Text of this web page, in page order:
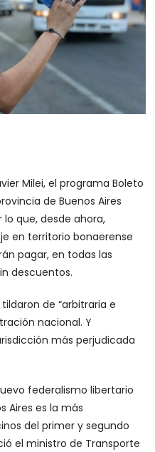
Milei, el programa Boleto
de Buenos Aires
que, desde ahora,
en territorio bonaerense
pagar, en todas las
descuentos.
de “arbitraria e
nacional. Y
más perjudicada
federalismo libertario
Aires es la más
del primer y segundo
el ministro de Transporte